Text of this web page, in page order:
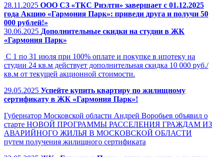
28.11.2025 ООО СЗ «ТКС Риэлти» завершает с 01.12.2025
года Акцию «Гармония Парк»: приведи друга и получи 50
000 рублей!»
30.06.2025 Дополнительные скидки на студии в ЖК
«Гармония Парк»
С 1 по 31 июля при 100% оплате и покупке в ипотеку на
студии 24 кв.м действует дополнительная скидка 10 000 руб./
кв.м от текущей акционной стоимости.
29.05.2025 Успейте купить квартиру по жилищному
сертификату в ЖК «Гармония Парк»!
Губернатор Московской области Андрей Воробьев объявил о
старте НОВОЙ ПРОГРАММЫ РАССЕЛЕНИЯ ГРАЖДАМ ИЗ
АВАРИЙНОГО ЖИЛЬЯ В МОСКОВСКОЙ ОБЛАСТИ
путем получения жилищного сертификата